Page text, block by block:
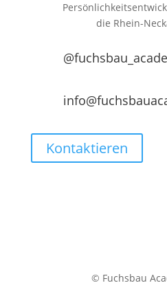
die Rhein-
Kontaktieren
© Fuchsbau